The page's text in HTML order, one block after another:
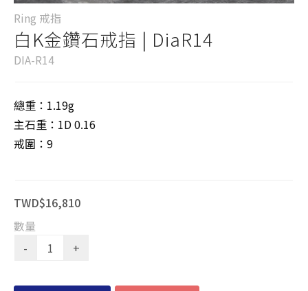
Ring 戒指
白K金鑽石戒指 | DiaR14
DIA-R14
總重：1.19g
主石重：1D 0.16
戒圍：9
TWD$16,810
數量